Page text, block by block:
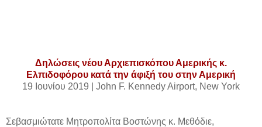
Δηλώσεις νέου Αρχιεπισκόπου Αμερικής κ.
Ελπιδοφόρου κατά την άφιξή του στην Αμερική
19 Ιουνίου 2019 | John F. Kennedy Airport, New York
Σεβασμιώτατε Μητροπολίτα Βοστώνης κ. Μεθόδιε,